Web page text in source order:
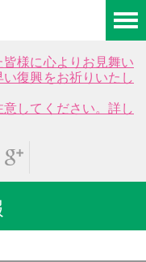
様に心よりお見舞い
復興をお祈りいたし
してください。詳し